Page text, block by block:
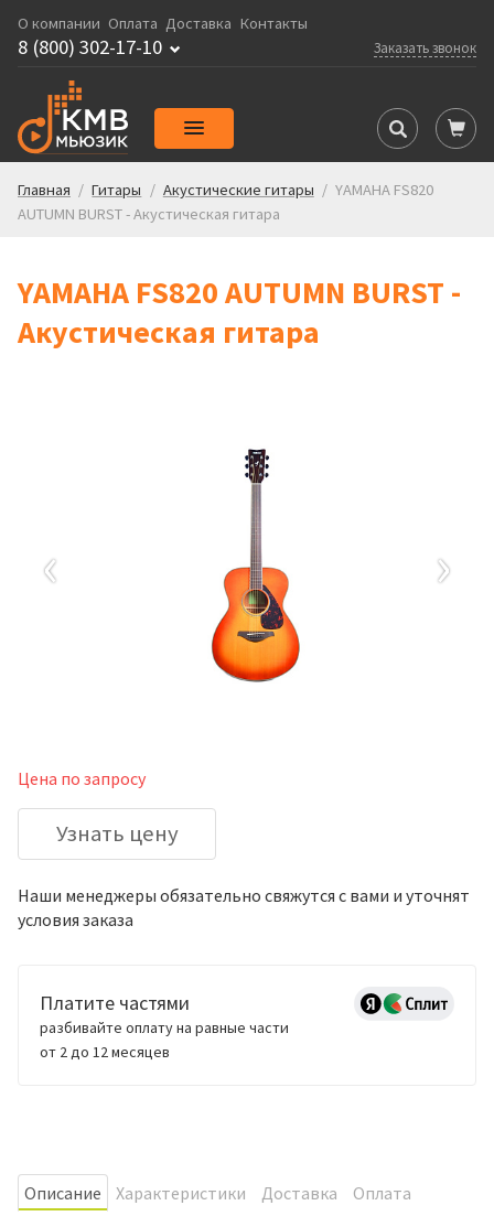
О компании Оплата Доставка Контакты
Заказать звонок
8 (800) 302-17-10
Главная / Гитары / Акустические гитары / YAMAHA FS820
AUTUMN BURST - Акустическая гитара
YAMAHA FS820 AUTUMN BURST -
Акустическая гитара
‹ ›
Цена по запросу
Узнать цену
Наши менеджеры обязательно свяжутся с вами и уточнят
условия заказа
Платите частями
разбивайте оплату на равные части
от 2 до 12 месяцев
Oписание Характеристики Доставка Оплата